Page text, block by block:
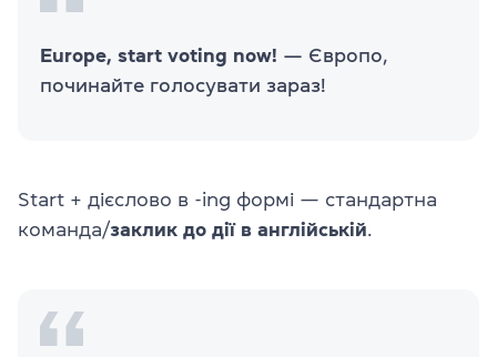
Europe, start voting now! — Європо,
починайте голосувати зараз!
Start + дієслово в -ing формі — стандартна
команда/заклик до дії в англійській.